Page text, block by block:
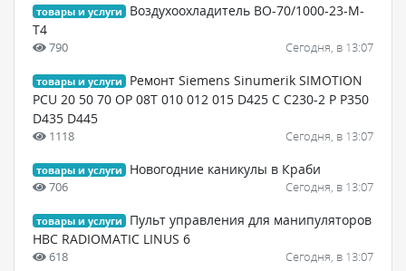
товары и услуги
Воздухоохладитель ВО-70/1000-23-М-
Т4
790 Сегодня, в 13:07
товары и услуги
Ремонт Siemens Sinumerik SIMOTION
PCU 20 50 70 OP 08T 010 012 015 D425 C С230-2 P P350
D435 D445
1118 Сегодня, в 13:07
товары и услуги Новогодние каникулы в Краби
706 Сегодня, в 13:07
товары и услуги
Пульт управления для манипуляторов
HBC RADIOMATIC LINUS 6
618 Сегодня, в 13:07